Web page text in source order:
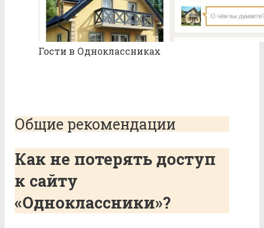
Гости в Одноклассниках
Общие рекомендации
Как не потерять доступ
к сайту
«Одноклассники»?